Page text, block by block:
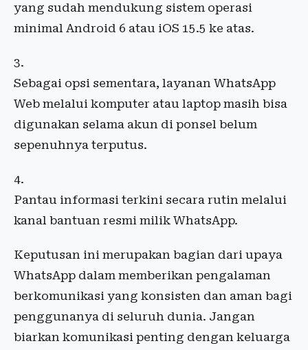
yang sudah mendukung sistem operasi
minimal Android 6 atau iOS 15.5 ke atas.
Sebagai opsi sementara, layanan WhatsApp
Web melalui komputer atau laptop masih bisa
digunakan selama akun di ponsel belum
sepenuhnya terputus.
Pantau informasi terkini secara rutin melalui
kanal bantuan resmi milik WhatsApp.
Keputusan ini merupakan bagian dari upaya
WhatsApp dalam memberikan pengalaman
berkomunikasi yang konsisten dan aman bagi
penggunanya di seluruh dunia. Jangan
biarkan komunikasi penting dengan keluarga